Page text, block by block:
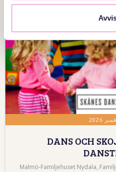
DANS OCH
Malmö-Familjehuset Nydala,